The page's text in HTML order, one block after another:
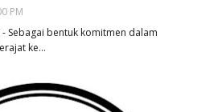
PM
- Sebagai bentuk komitmen dalam
ke…